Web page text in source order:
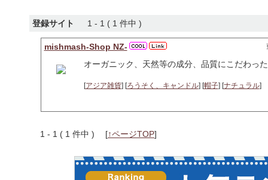
登録サイト 1 - 1 ( 1 件中 )
mishmash-Shop NZ-
オーガニック、天然等の成分、品質にこだわっ
[アジア雑貨] [ろうそく、キャンドル] [帽子] [ナチュラル]
1 - 1 ( 1 件中 ) [↑ページTOP]